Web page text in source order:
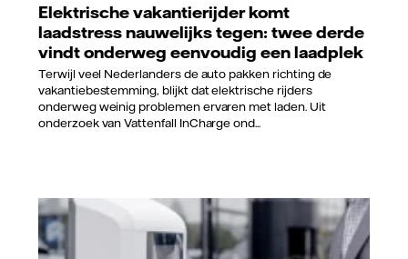
Elektrische vakantierijder komt
laadstress nauwelijks tegen: twee derde
vindt onderweg eenvoudig een laadplek
Terwijl veel Nederlanders de auto pakken richting de
vakantiebestemming, blijkt dat elektrische rijders
onderweg weinig problemen ervaren met laden. Uit
onderzoek van Vattenfall InCharge ond...
Vattenfall/Jorrit Lousberg